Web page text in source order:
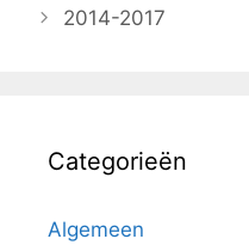
2014-2017
Categorieën
Algemeen